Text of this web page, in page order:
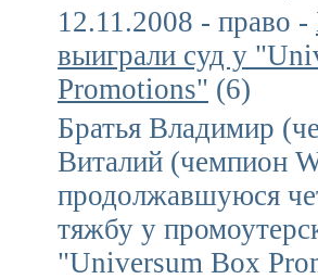
12.11.2008 - право -
выиграли суд у
Promotions" (6)
Братья Владимир
Виталий (чемпион
продолжавшуюся
тяжбу у
"Universum Box